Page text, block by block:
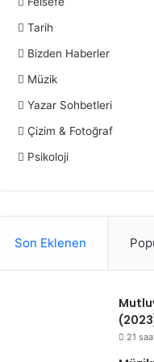
Tarih
Bizden Haberler
Müzik
Yazar Sohbetleri
Çizim & Fotoğraf
Psikoloji
Son Eklenen
21